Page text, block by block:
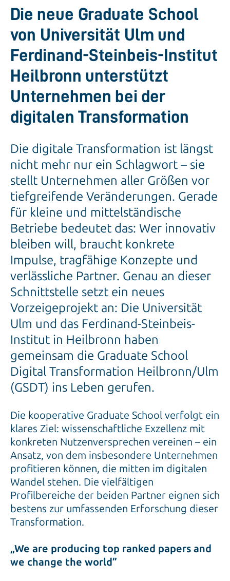
Die neue Graduate School
von Universität Ulm und
Ferdinand-Steinbeis-Institut
Heilbronn unterstützt
Unternehmen bei der
digitalen Transformation
Die digitale Transformation ist längst
nicht mehr nur ein Schlagwort – sie
stellt Unternehmen aller Größen vor
tiefgreifende Veränderungen. Gerade
für kleine und mittelständische
Betriebe bedeutet das: Wer innovativ
bleiben will, braucht konkrete
Impulse, tragfähige Konzepte und
verlässliche Partner. Genau an dieser
Schnittstelle setzt ein neues
Vorzeigeprojekt an: Die Universität
Ulm und das Ferdinand-Steinbeis-
Institut in Heilbronn haben
gemeinsam die Graduate School
Digital Transformation Heilbronn/Ulm
(GSDT) ins Leben gerufen.
Die kooperative Graduate School verfolgt ein
klares Ziel: wissenschaftliche Exzellenz mit
konkreten Nutzenversprechen vereinen – ein
Ansatz, von dem insbesondere Unternehmen
profitieren können, die mitten im digitalen
Wandel stehen. Die vielfältigen
Profilbereiche der beiden Partner eignen sich
bestens zur umfassenden Erforschung dieser
Transformation.
„We are producing top ranked papers and
we change the world”